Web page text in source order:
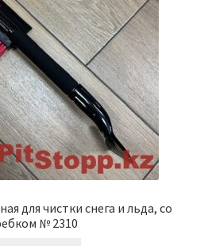
для чистки снега и льда, со
№ 2310